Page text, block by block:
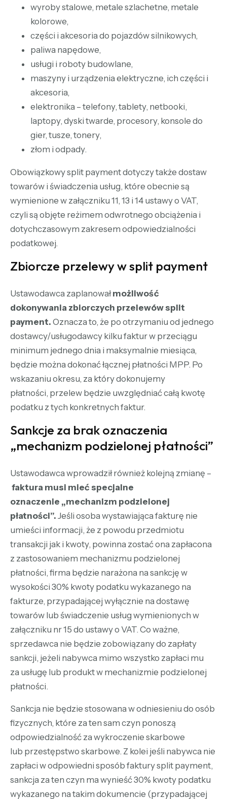
wyroby stalowe, metale szlachetne, metale
kolorowe,
części i akcesoria do pojazdów silnikowych,
paliwa napędowe,
usługi i roboty budowlane,
maszyny i urządzenia elektryczne, ich części i
akcesoria,
elektronika – telefony, tablety, netbooki,
laptopy, dyski twarde, procesory, konsole do
gier, tusze, tonery,
złom i odpady.
Obowiązkowy split payment dotyczy także dostaw
towarów i świadczenia usług, które obecnie są
wymienione w załączniku 11, 13 i 14 ustawy o VAT,
czyli są objęte reżimem odwrotnego obciążenia i
dotychczasowym zakresem odpowiedzialności
podatkowej.
Zbiorcze przelewy w split payment
Ustawodawca zaplanowałmożliwość
dokonywania zbiorczych przelewów split
payment. Oznacza to, że po otrzymaniu od jednego
dostawcy/usługodawcy kilku faktur w przeciągu
minimum jednego dnia i maksymalnie miesiąca,
będzie można dokonać łącznej płatności MPP. Po
wskazaniu okresu, za który dokonujemy
płatności, przelew będzie uwzględniać całą kwotę
podatku z tych konkretnych faktur.
Sankcje za brak oznaczenia
„mechanizm podzielonej płatności”
Ustawodawca wprowadził również kolejną zmianę –
faktura musi mieć specjalne
oznaczenie „mechanizm podzielonej
płatności”. Jeśli osoba wystawiająca fakturę nie
umieści informacji, że z powodu przedmiotu
transakcji jak i kwoty, powinna zostać ona zapłacona
z zastosowaniem mechanizmu podzielonej
płatności, firma będzie narażona na sankcję w
wysokości 30% kwoty podatku wykazanego na
fakturze, przypadającej wyłącznie na dostawę
towarów lub świadczenie usług wymienionych w
załączniku nr 15 do ustawy o VAT. Co ważne,
sprzedawca nie będzie zobowiązany do zapłaty
sankcji, jeżeli nabywca mimo wszystko zapłaci mu
za usługę lub produkt w mechanizmie podzielonej
płatności.
Sankcja nie będzie stosowana w odniesieniu do osób
fizycznych, które za ten sam czyn ponoszą
odpowiedzialność za wykroczenie skarbowe
lub przestępstwo skarbowe. Z kolei jeśli nabywca nie
zapłaci w odpowiedni sposób faktury split payment,
sankcja za ten czyn ma wynieść 30% kwoty podatku
wykazanego na takim dokumencie (przypadającej